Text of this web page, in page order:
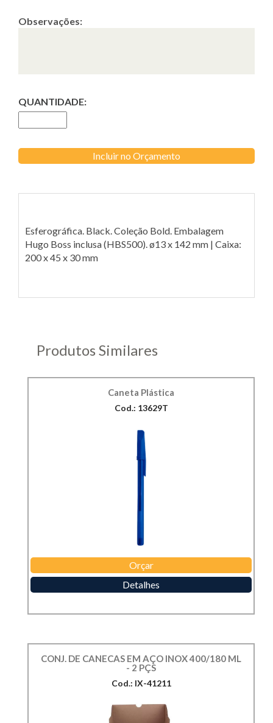
Observações:
QUANTIDADE:
Incluir no Orçamento
Esferográfica. Black. Coleção Bold. Embalagem
Hugo Boss inclusa (HBS500). ø13 x 142 mm | Caixa:
200 x 45 x 30 mm
Produtos Similares
Caneta Plástica
Cod.: 13629T
Orçar
Detalhes
CONJ. DE CANECAS EM AÇO INOX 400/180 ML
- 2 PÇS
Cod.: IX-41211